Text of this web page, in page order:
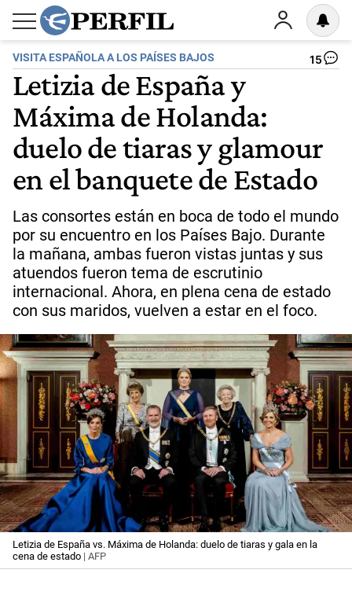
VISITA ESPAÑOLA A LOS PAÍSES BAJOS 15
Letizia de España y
Máxima de Holanda:
duelo de tiaras y glamour
en el banquete de Estado
Las consortes están en boca de todo el mundo
por su encuentro en los Países Bajo. Durante
la mañana, ambas fueron vistas juntas y sus
atuendos fueron tema de escrutinio
internacional. Ahora, en plena cena de estado
con sus maridos, vuelven a estar en el foco.
Letizia de España vs. Máxima de Holanda: duelo de tiaras y gala en la
cena de estado | AFP